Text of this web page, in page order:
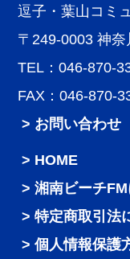
逗子・葉山コミ
〒249-0003 神
TEL：046-870-
FAX：046-870-
> お問い合わせ
HOME
湘南ビーチ
特定商取引法
個人情報保護